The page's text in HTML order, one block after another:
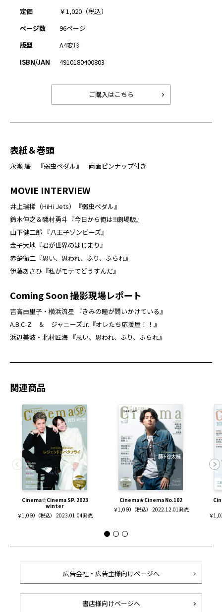
定価
￥1,020（税込）
ページ数
96ページ
版型
A4変形
ISBN/JAN
4910180400803
ご購入はこちら
表紙＆巻頭
永瀬 廉 『弱虫ペダル』 両面ピンナップ付き
MOVIE INTERVIEW
井上瑞稀（HiHi Jets）『弱虫ペダル』
鈴木伸之＆磯村勇斗『今日から俺は‼劇場版』
山下健二郎 『八王子ゾンビーズ』
金子大地『君が世界のはじまり』
赤楚衛二『思い、思われ、ふり、ふられ』
伊藤あさひ『私がモテてどうすんだ』
Coming Soon 撮影現場レポート
吉高由里子・横浜流星 『きみの瞳が問いかけている』
A.B.C-Z ＆ ジャニーズJr.『オレたち応援屋！！』
浜辺美波・北村匠海 『思い、思われ、ふり、ふられ』
関連商品
Cinema☆Cinema SP. 2023
winter
￥1,060（税込） 2023.01.04発売
Cinema★Cinema No.102
￥1,060（税込） 2022.12.01発売
￥
広告会社・広告主様向けページへ
書店様向けページへ